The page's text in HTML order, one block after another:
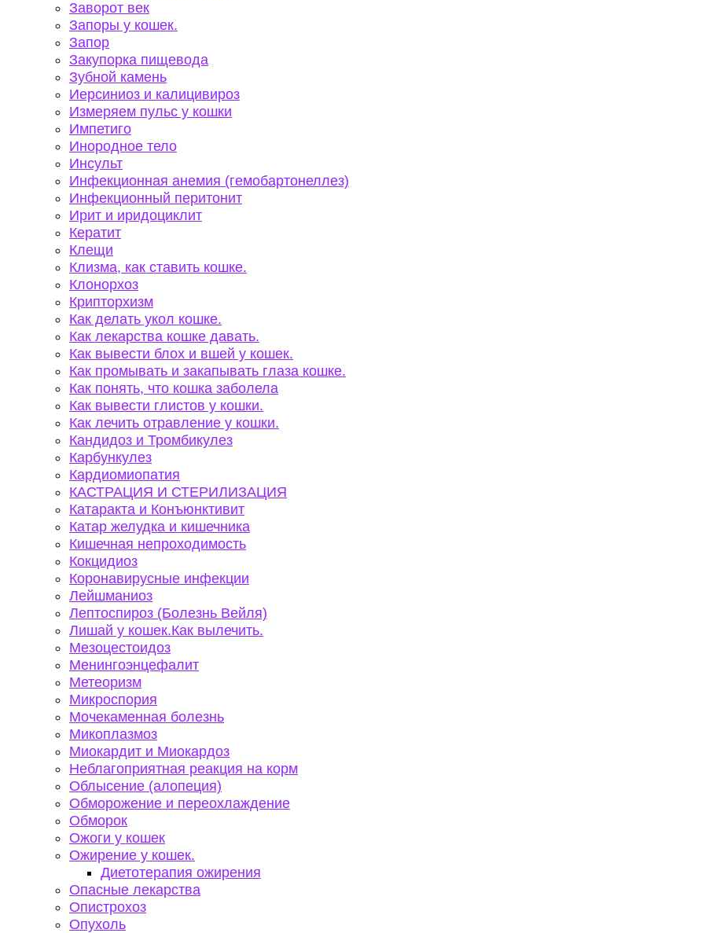
Заворот век
Запоры у кошек.
Запор
Закупорка пищевода
Зубной камень
Иерсиниоз и калицивироз
Измеряем пульс у кошки
Импетиго
Инородное тело
Инсульт
Инфекционная анемия (гемобартонеллез)
Инфекционный перитонит
Ирит и иридоциклит
Кератит
Клещи
Клизма, как ставить кошке.
Клонорхоз
Крипторхизм
Как делать укол кошке.
Как лекарства кошке давать.
Как вывести блох и вшей у кошек.
Как промывать и закапывать глаза кошке.
Как понять, что кошка заболела
Как вывести глистов у кошки.
Как лечить отравление у кошки.
Кандидоз и Тромбикулез
Карбункулез
Кардиомиопатия
КАСТРАЦИЯ И СТЕРИЛИЗАЦИЯ
Катаракта и Конъюнктивит
Катар желудка и кишечника
Кишечная непроходимость
Кокцидиоз
Коронавирусные инфекции
Лейшманиоз
Лептоспироз (Болезнь Вейля)
Лишай у кошек.Как вылечить.
Мезоцестоидоз
Менингоэнцефалит
Метеоризм
Микроспория
Мочекаменная болезнь
Микоплазмоз
Миокардит и Миокардоз
Неблагоприятная реакция на корм
Облысение (алопеция)
Обморожение и переохлаждение
Обморок
Ожоги у кошек
Ожирение у кошек.
Диетотерапия ожирения
Опасные лекарства
Опистрохоз
Опухоль